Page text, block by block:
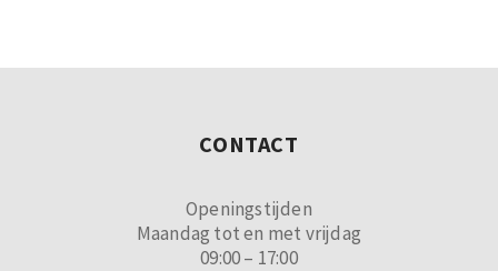
CONTACT
Openingstijden
Maandag tot en met vrijdag
09:00 – 17:00